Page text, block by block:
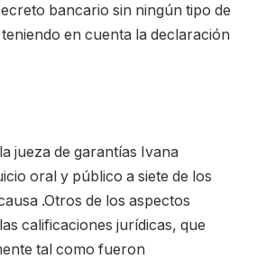
bancario sin ningún tipo de
en cuenta la declaración
jueza de garantías Ivana
oral y público a siete de los
.Otros de los aspectos
calificaciones jurídicas, que
tal como fueron